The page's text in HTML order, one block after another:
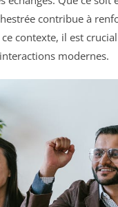
contribue à
contexte, il est
modernes.